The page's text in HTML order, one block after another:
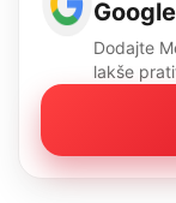
Dodajte
lakše